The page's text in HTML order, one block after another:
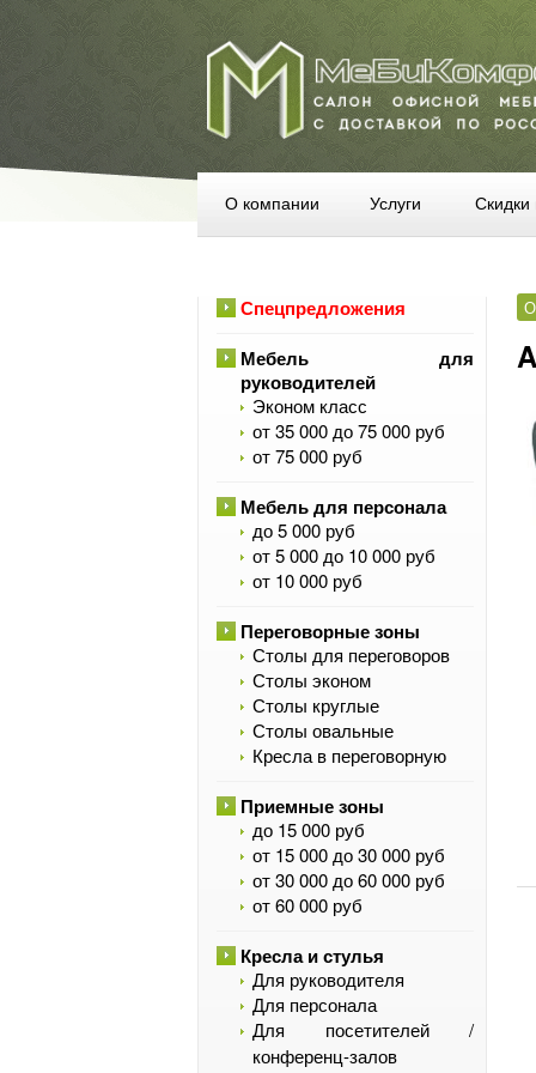
О компании Услуги Скидки
Спецпредложения
Мебель для
руководителей
Эконом класс
от 35 000 до 75 000 руб
от 75 000 руб
Мебель для персонала
до 5 000 руб
от 5 000 до 10 000 руб
от 10 000 руб
Переговорные зоны
Столы для переговоров
Столы эконом
Столы круглые
Столы овальные
Кресла в переговорную
Приемные зоны
до 15 000 руб
от 15 000 до 30 000 руб
от 30 000 до 60 000 руб
от 60 000 руб
Кресла и стулья
Для руководителя
Для персонала
Для посетителей /
конференц-залов